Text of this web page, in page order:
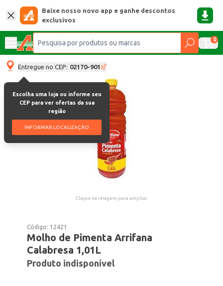
Baixe nosso novo app e ganhe descontos
exclusivos
0
Entregue no CEP: 02170-901
Escolha uma loja ou informe seu
CEP para ver ofertas da sua
região
INFORMAR LOCALIZAÇÃO
Clique na imagem para ampliar.
Código: 12421
Molho de Pimenta Arrifana
Calabresa 1,01L
Produto indisponível